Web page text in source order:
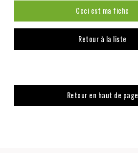
Ceci est ma fiche
Retour à la liste
Retour en haut de page